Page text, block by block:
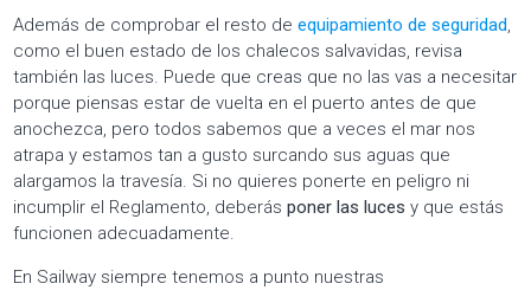
Además de comprobar el resto deequipamiento de seguridad,
como el buen estado de los chalecos salvavidas, revisa
también las luces. Puede que creas que no las vas a necesitar
porque piensas estar de vuelta en el puerto antes de que
anochezca, pero todos sabemos que a veces el mar nos
atrapa y estamos tan a gusto surcando sus aguas que
alargamos la travesía. Si no quieres ponerte en peligro ni
incumplir el Reglamento, deberásponer las luces y que estás
funcionen adecuadamente.
En Sailway siempre tenemos a punto nuestras